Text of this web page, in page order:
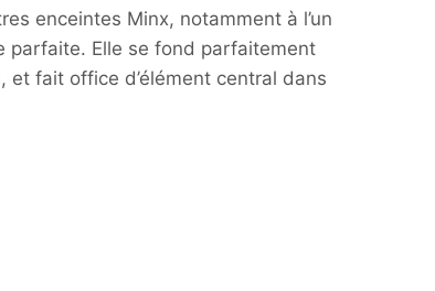
enceintes Minx, notamment à l’un
parfaite. Elle se fond parfaitement
fait office d’élément central dans